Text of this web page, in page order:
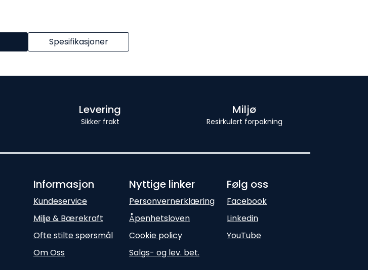
Spesifikasjoner
Levering
Sikker frakt
Miljø
Resirkulert forpakning
Informasjon
Kundeservice
Miljø & Bærekraft
Ofte stilte spørsmål
Om Oss
Nyttige linker
Personvernerklæring
Åpenhetsloven
Cookie policy
Salgs- og lev. bet.
Følg oss
Facebook
Linkedin
YouTube